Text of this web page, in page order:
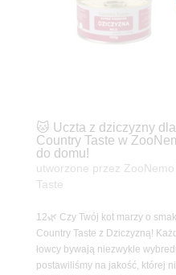
🐱 Uczta z dziczyzny
Country Taste w
do domu!
utworzone przez ZooNemo
Taste
12🌿 Czy Twój kot marzy o
Country Taste z Dziczyzną!
łowcy bywają niezwykle
postawiliśmy na jakość, której